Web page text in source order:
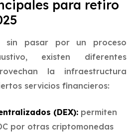
para retiro
sin pasar por un proceso
existen diferentes
la infraestructura
servicios financieros:
(DEX):permiten
por otras criptomonedas